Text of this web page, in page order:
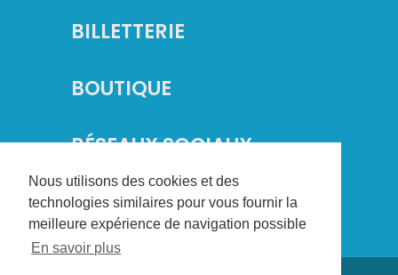
Nous utilisons des cookies et des
technologies similaires pour vous fournir la
meilleure expérience de navigation possible
En savoir plus
BILLETTERIE
BOUTIQUE
RÉSEAUX SOCIAUX